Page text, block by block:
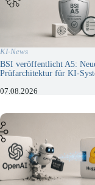
KI-News
BSI veröffentlicht A5:
Prüfarchitektur für KI-
07.08.2026